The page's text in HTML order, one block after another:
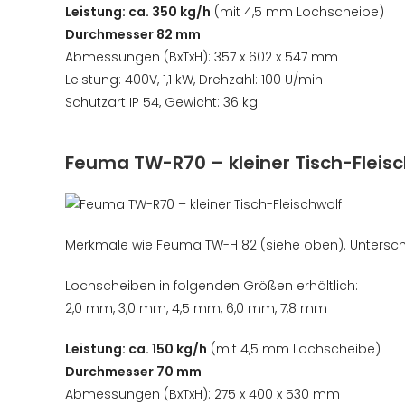
Leistung: ca. 350 kg/h (mit 4,5 mm Lochscheibe)
Durchmesser 82 mm
Abmessungen (BxTxH): 357 x 602 x 547 mm
Leistung: 400V, 1,1 kW, Drehzahl: 100 U/min
Schutzart IP 54, Gewicht: 36 kg
Feuma TW-R70 – kleiner Tisch-
Merkmale wie Feuma TW-H 82 (siehe oben).
Lochscheiben in folgenden Größen erhältlich:
2,0 mm, 3,0 mm, 4,5 mm, 6,0 mm, 7,8 mm
Leistung: ca. 150 kg/h (mit 4,5 mm Lochscheibe)
Durchmesser 70 mm
Abmessungen (BxTxH): 275 x 400 x 530 mm